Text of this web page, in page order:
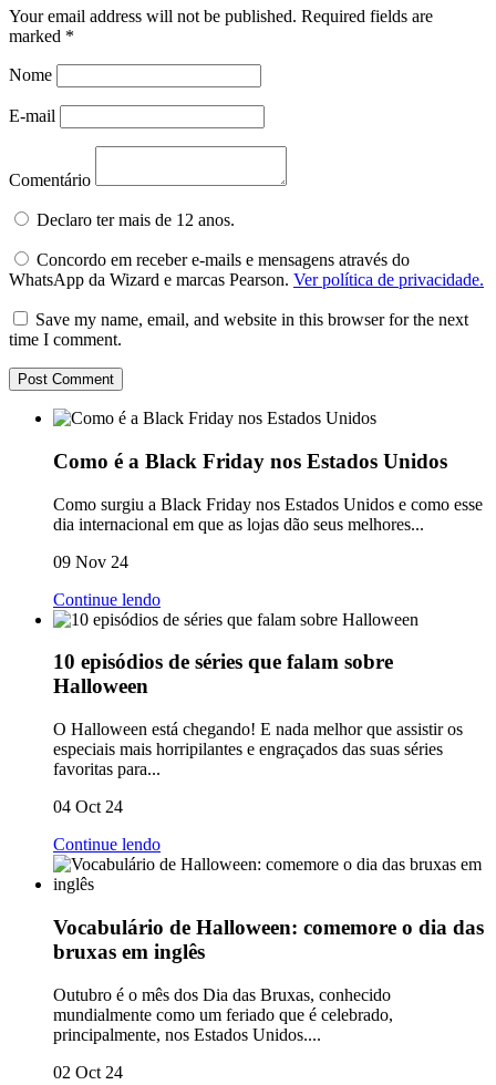
Your email address will not be published. Required fields are
marked *
Nome
E-mail
Comentário
Declaro ter mais de 12 anos.
Concordo em receber e-mails e mensagens através do
WhatsApp da Wizard e marcas Pearson. Ver política de privacidade.
Save my name, email, and website in this browser for the next
time I comment.
Como é a Black Friday nos Estados Unidos
Como surgiu a Black Friday nos Estados Unidos e como esse
dia internacional em que as lojas dão seus melhores...
09 Nov 24
Continue lendo
10 episódios de séries que falam sobre
Halloween
O Halloween está chegando! E nada melhor que assistir os
especiais mais horripilantes e engraçados das suas séries
favoritas para...
04 Oct 24
Continue lendo
Vocabulário de Halloween: comemore o dia das
bruxas em inglês
Outubro é o mês dos Dia das Bruxas, conhecido
mundialmente como um feriado que é celebrado,
principalmente, nos Estados Unidos....
02 Oct 24